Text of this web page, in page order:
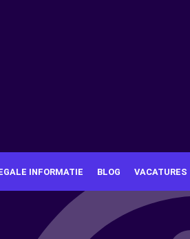
INFORMATIE BLOG VACATURES